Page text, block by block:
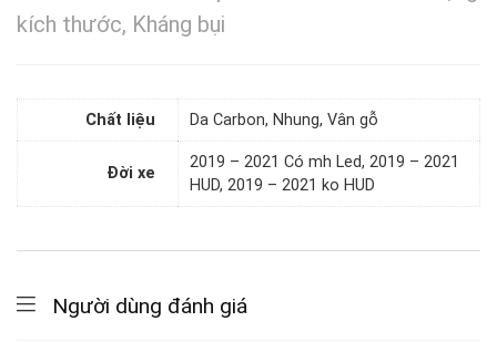
kích thước, Kháng bụi
Chất liệu Da Carbon, Nhung, Vân gỗ
Đời xe
2019 – 2021 Có mh Led, 2019 – 2021
HUD, 2019 – 2021 ko HUD
Người dùng đánh giá